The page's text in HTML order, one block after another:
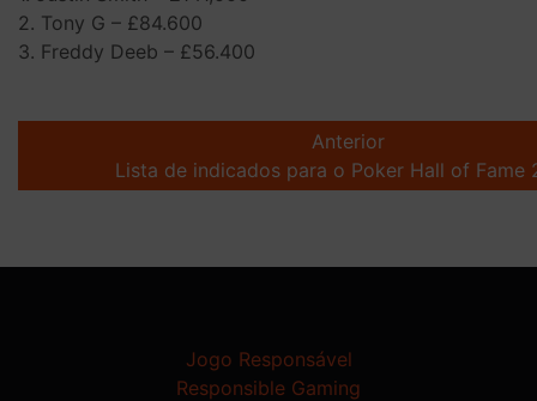
2. Tony G – £84.600
3. Freddy Deeb – £56.400
navigation
Anterior
Lista de indicados para o Poker Hall of Fame
Jogo Responsável
Responsible Gaming